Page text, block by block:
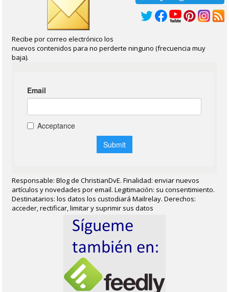
Recibe por correo electrónico los
nuevos contenidos para no perderte ninguno (frecuencia muy
baja).
Responsable: Blog de ChristianDvE. Finalidad: enviar nuevos
artículos y novedades por email. Legitimación: su consentimiento.
Destinatarios: los datos los custodiará Mailrelay. Derechos:
acceder, rectificar, limitar y suprimir sus datos